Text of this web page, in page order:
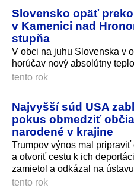
Slovensko opäť
v Kamenici nad
stupňa
V obci na juhu Slovenska v
horúčav nový absolútny
tento rok
Najvyšší súd USA
pokus obmedziť
narodené v krajine
Trumpov výnos mal
a otvoriť cestu k ich
zamietol a odkázal na
tento rok